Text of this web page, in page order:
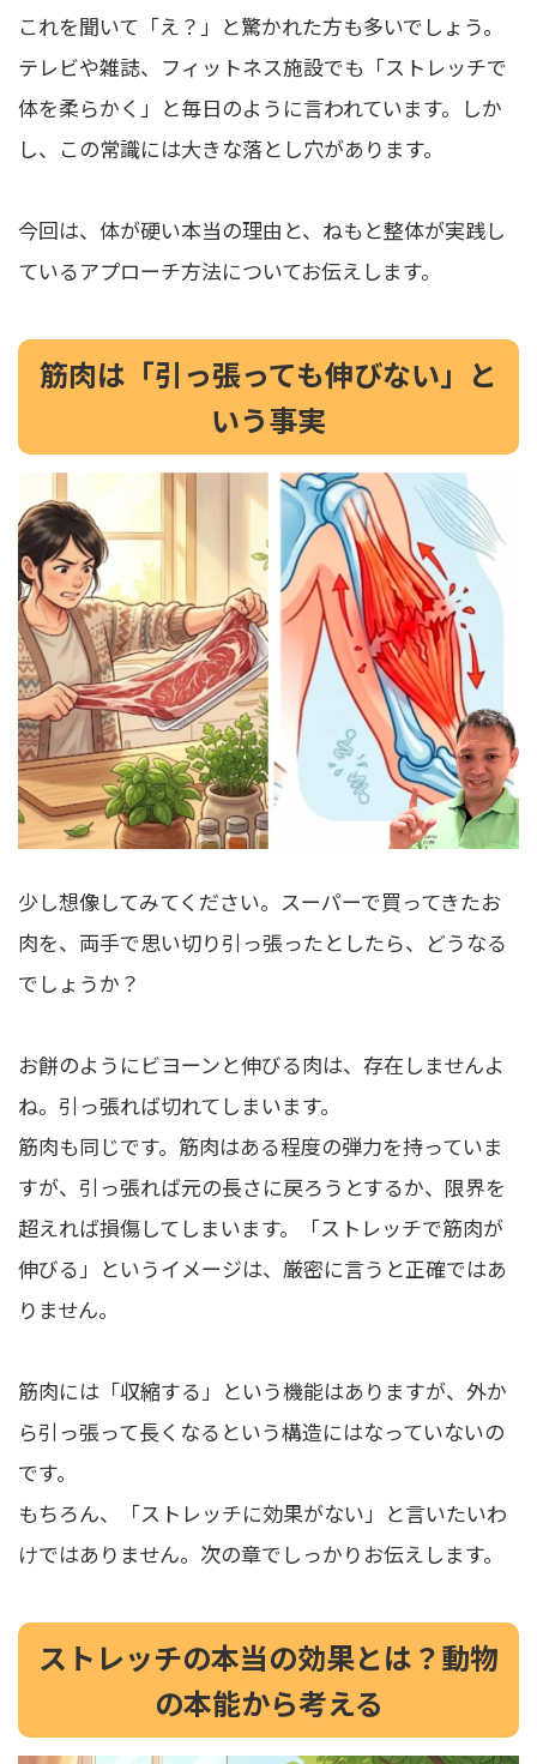
これを聞いて「え？」と驚かれた方も多いでしょう。
テレビや雑誌、フィットネス施設でも「ストレッチで
体を柔らかく」と毎日のように言われています。しか
し、この常識には大きな落とし穴があります。
今回は、体が硬い本当の理由と、ねもと整体が実践し
ているアプローチ方法についてお伝えします。
筋肉は「引っ張っても伸びない」と
いう事実
少し想像してみてください。スーパーで買ってきたお
肉を、両手で思い切り引っ張ったとしたら、どうなる
でしょうか？
お餅のようにビヨーンと伸びる肉は、存在しませんよ
ね。引っ張れば切れてしまいます。
筋肉も同じです。筋肉はある程度の弾力を持っていま
すが、引っ張れば元の長さに戻ろうとするか、限界を
超えれば損傷してしまいます。「ストレッチで筋肉が
伸びる」というイメージは、厳密に言うと正確ではあ
りません。
筋肉には「収縮する」という機能はありますが、外か
ら引っ張って長くなるという構造にはなっていないの
です。
もちろん、「ストレッチに効果がない」と言いたいわ
けではありません。次の章でしっかりお伝えします。
ストレッチの本当の効果とは？動物
の本能から考える